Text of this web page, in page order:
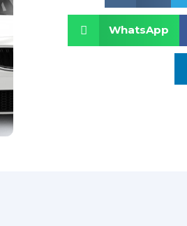
WhatsApp